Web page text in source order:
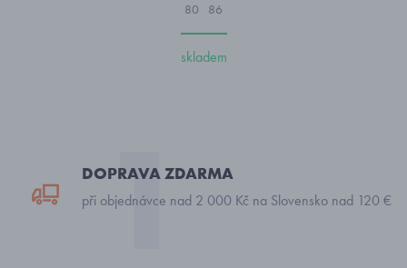
80 86
skladem
DOPRAVA ZDARMA
při objednávce nad 2 000 Kč na Slovensko nad 120 €